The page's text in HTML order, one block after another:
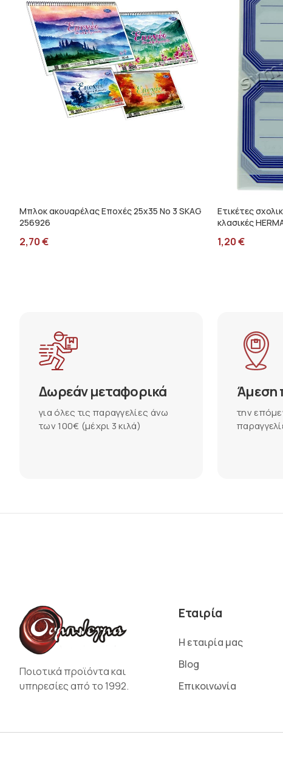
Μπλοκ ακουαρέλας Εποχές 25x35 Νο 3 SKAG
256926
2,70€
Ετικέτες
κλασικές
1,20€
Δωρεάν μεταφορικά
για όλες τις παραγγελίες άνω
των 100€ (μέχρι 3 κιλά)
Άμεση
την
Ποιοτικά προϊόντα και
υπηρεσίες από το 1992.
Εταιρία
Η εταιρία μας
Blog
Επικοινωνία